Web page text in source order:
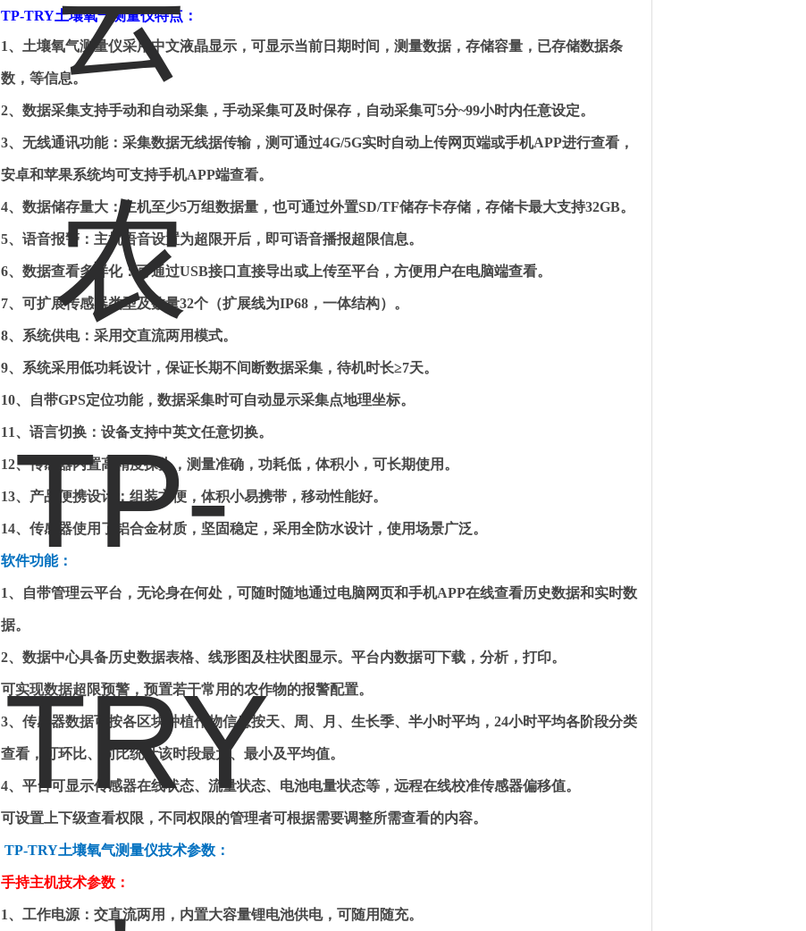
TP-TRY土壤氧气测量仪特点 ：
1、土壤氧气测量仪采用中文液晶显示，可显示当前日期时间，测量数据，存储容量，已存储数据条
数，等信息。
2、数据采集支持手动和自动采集，手动采集可及时保存，自动采集可5分~99小时内任意设定。
3、无线通讯功能：采集数据无线据传输，测可通过4G/5G实时自动上传网页端或手机APP进行查看，
安卓和苹果系统均可支持手机APP端查看。
4、数据储存量大：主机至少5万组数据量，也可通过外置SD/TF储存卡存储，存储卡最大支持32GB。
5、语音报警：主机语音设置为超限开后，即可语音播报超限信息。
6、数据查看多样化：可通过USB接口直接导出或上传至平台，方便用户在电脑端查看。
7、可扩展传感器类型及数量32个（扩展线为IP68 ，一体结构）。
8、系统供电：采用交直流两用模式。
9、系统采用低功耗设计，保证长期不间断数据采集，待机时长≥7天。
10、自带GPS定位功能，数据采集时可自动显示采集点地理坐标。
11、语言切换：设备支持中英文任意切换。
12、传感器内置高精度探头，测量准确，功耗低，体积小，可长期使用。
13、产品便携设计：组装方便，体积小易携带，移动性能好。
14、传感器使用了铝合金材质，坚固稳定，采用全防水设计，使用场景广泛。
软件功能：
1、自带管理云平台，无论身在何处，可随时随地通过电脑网页和手机APP在线查看历史数据和实时数
据。
2、数据中心具备历史数据表格、线形图及柱状图显示。 平台内数据可下载，分析，打印。
可实现数据超限预警，预置若干常用的农作物的报警配置。
3、传感器数据可按各区块种植作物信息按天、周、月、生长季、半小时平均， 24小时平均各阶段分类
查看，可环比、同比统计该时段最大、最小及平均值。
4、平台可显示传感器在线状态、流量状态、电池电量状态等，远程在线校准传感器偏移值。
可设置上下级查看权限，不同权限的管理者可根据需要调整所需查看的内容。
TP-TRY土壤氧气测量仪技术参数：
手持主机技术参数：
1、 工作电源：交直流两用，内置大容量锂电池供电，可随用随充。